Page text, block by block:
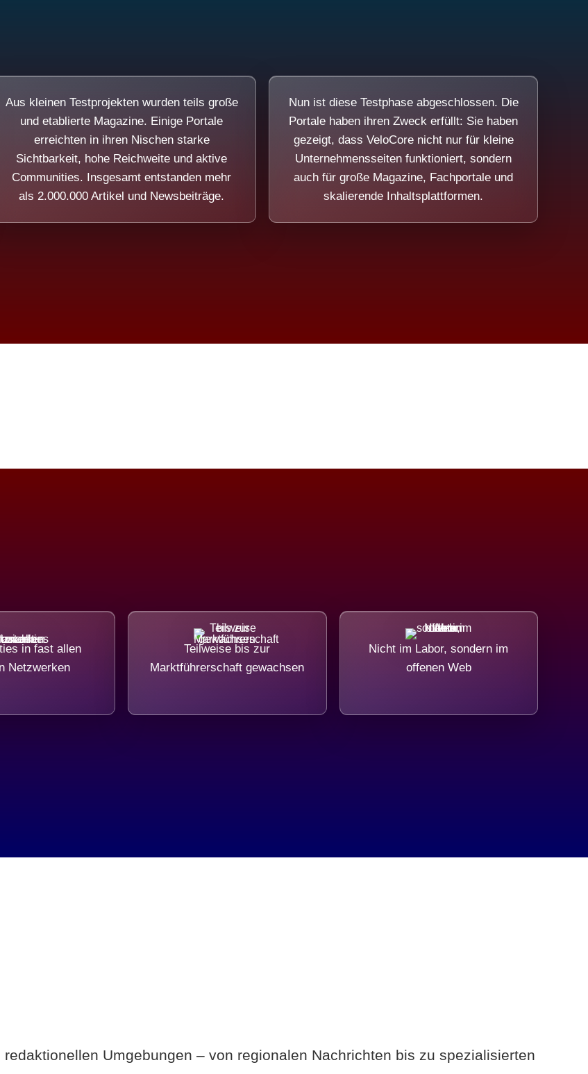
Aus kleinen Testprojekten wurden teils große
und etablierte Magazine. Einige Portale
erreichten in ihren Nischen starke
Sichtbarkeit, hohe Reichweite und aktive
Communities. Insgesamt entstanden mehr
als 2.000.000 Artikel und Newsbeiträge.
Nun ist diese Testphase abgeschlossen. Die
Portale haben ihren Zweck erfüllt: Sie haben
gezeigt, dass VeloCore nicht nur für kleine
Unternehmensseiten funktioniert, sondern
auch für große Magazine, Fachportale und
skalierende Inhaltsplattformen.
in fast allen
Netzwerken
Teilweise bis zur
Marktführerschaft gewachsen
Nicht im Labor, sondern im
offenen Web
Umgebungen – von regionalen Nachrichten bis zu spezialisierten